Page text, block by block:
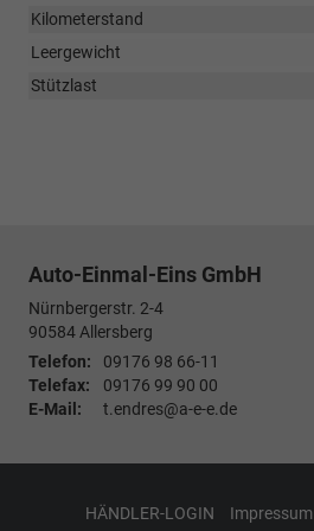
Kilometerstand
Leergewicht
Stützlast
Auto-Einmal-Eins GmbH
Nürnbergerstr. 2-4
90584Allersberg
Telefon:
09176 98 66-11
Telefax:
09176 99 90 00
E-Mail:
t.endres@a-e-e.de
HÄNDLER-LOGIN Impressum